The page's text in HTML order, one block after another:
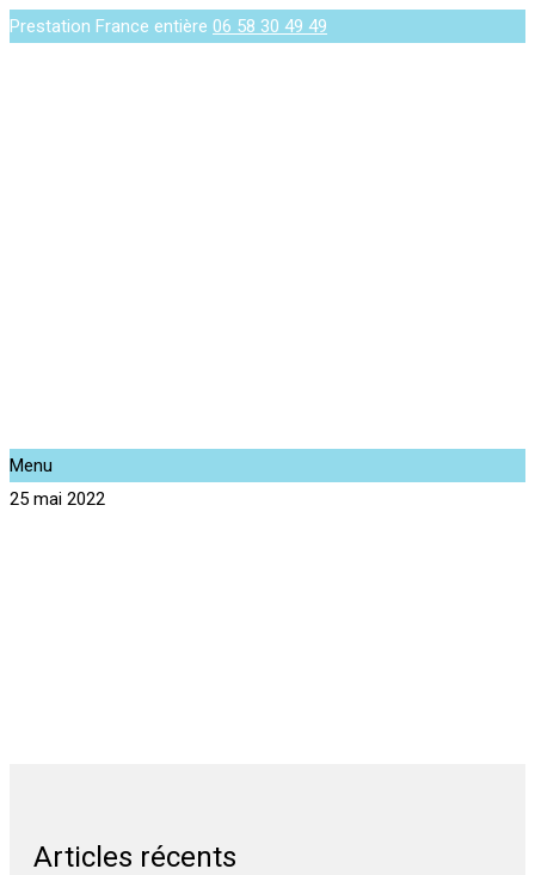
Prestation France entière 06 58 30 49 49
Menu
25 mai 2022
Articles récents